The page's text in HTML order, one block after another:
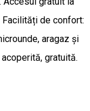
de confort:
aragaz și
gratuită.